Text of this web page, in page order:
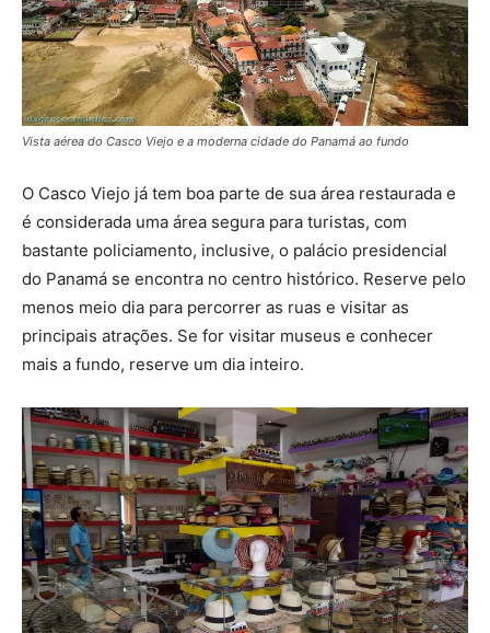
Vista aérea do Casco Viejo e a moderna cidade do Panamá ao fundo
O Casco Viejo já tem boa parte de sua área restaurada e
é considerada uma área segura para turistas, com
bastante policiamento, inclusive, o palácio presidencial
do Panamá se encontra no centro histórico. Reserve pelo
menos meio dia para percorrer as ruas e visitar as
principais atrações. Se for visitar museus e conhecer
mais a fundo, reserve um dia inteiro.